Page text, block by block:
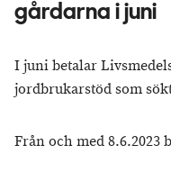
gårdarna i juni
I juni betalar
jordbrukarstöd som
Från och med 8.6.2023